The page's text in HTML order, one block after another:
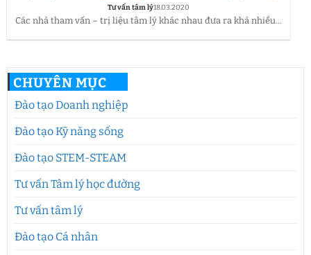
CHUYÊN MỤC
Đào tạo Doanh nghiệp
Đào tạo Kỹ năng sống
Đào tạo STEM-STEAM
Tư vấn Tâm lý học đường
Tư vấn tâm lý
Đào tạo Cá nhân
Tư vấn tâm lý18.03.2020
Các nhà tham vấn – trị liệu tâm lý khác nhau đưa ra khá nhiều...